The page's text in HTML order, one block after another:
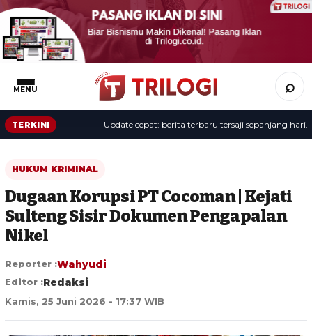
MENU ⌕
TERKINI Update cepat: berita terbaru tersaji sepanjang hari.
HUKUM KRIMINAL
Dugaan Korupsi PT Cocoman | Kejati
Sulteng Sisir Dokumen Pengapalan
Nikel
Reporter :Wahyudi
Editor :Redaksi
Kamis, 25 Juni 2026 - 17:37 WIB